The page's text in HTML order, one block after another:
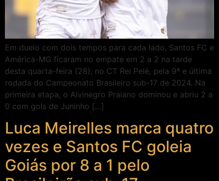
Em duelo com dois tempos para cada lado, Santos FC e
América-MG ficaram no empate em 2 a 2 na tarde
desta quarta-feira (28), no CT Rei Pelé, pela 9ª e última
rodada do Campeonato Brasileiro sub-17 de 2024. Na
primeira etapa, o Alvinegro Praiano dominou e abriu 2 a
0 com gols de Juninho […]
Luca Meirelles marca quatro
vezes e Santos FC goleia
Goiás por 8 a 1 pelo